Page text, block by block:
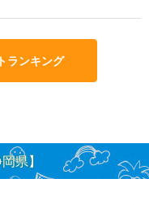
ランキング
県】